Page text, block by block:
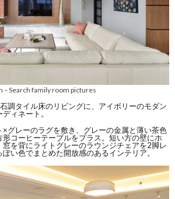
–Search family room pictures
調タイル床のリビングに、アイボリーのモダン
ィネート。
×グレーのラグを敷き、グレーの金属と薄い茶色
コーヒーテーブルをプラス。短い方の壁にホ
を背にライトグレーのラウンジチェアを2脚レ
い色でまとめた開放感のあるインテリア。